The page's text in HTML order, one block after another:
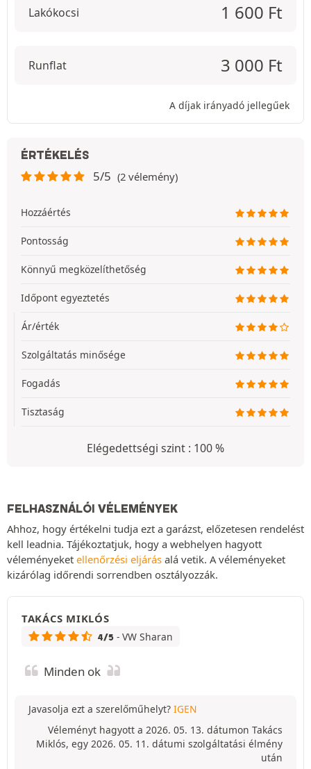
Lakókocsi 1 600 Ft
Runflat 3 000 Ft
A díjak irányadó jellegűek
ÉRTÉKELÉS
5/5 (2 vélemény)
Hozzáértés
Pontosság
Könnyű megközelíthetőség
Időpont egyeztetés
Ár/érték
Szolgáltatás minősége
Fogadás
Tisztaság
Elégedettségi szint : 100 %
FELHASZNÁLÓI VÉLEMÉNYEK
Ahhoz, hogy értékelni tudja ezt a garázst, előzetesen rendelést
kell leadnia. Tájékoztatjuk, hogy a webhelyen hagyott
véleményeket ellenőrzési eljárás alá vetik. A véleményeket
kizárólag időrendi sorrendben osztályozzák.
TAKÁCS MIKLÓS
4/5 - VW Sharan
Minden ok
Javasolja ezt a szerelőműhelyt? IGEN
Véleményt hagyott a 2026. 05. 13. dátumon Takács
Miklós, egy 2026. 05. 11. dátumi szolgáltatási élmény
után